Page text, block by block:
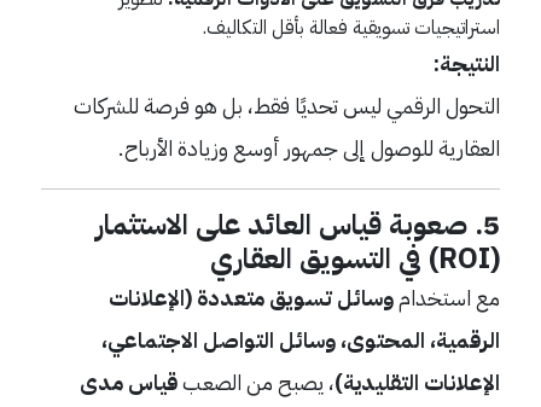
استراتيجيات تسويقية فعالة بأقل التكاليف.
النتيجة:
التحول الرقمي ليس تحديًا فقط، بل هو فرصة للشركات
العقارية للوصول إلى جمهور أوسع وزيادة الأرباح.
5. صعوبة قياس العائد على الاستثمار
(ROI) في التسويق العقاري
مع استخداموسائل تسويق متعددة (الإعلانات
الرقمية، المحتوى، وسائل التواصل الاجتماعي،
الإعلانات التقليدية)، يصبح من الصعبقياس مدى